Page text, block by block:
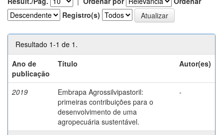
Registro(s)
Resultado 1-1 de 1.
Ano de
publicação
Título Autor(es)
2019
Embrapa Agrossilvipastoril:
primeiras contribuições para o
desenvolvimento de uma
agropecuária sustentável.
-